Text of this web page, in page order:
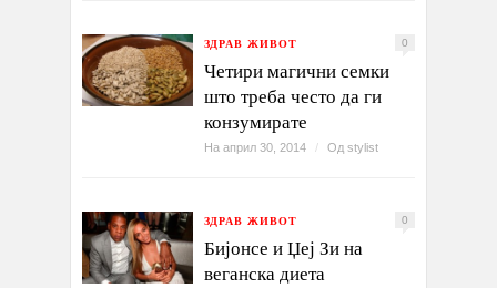
ЗДРАВ ЖИВОТ 0
Четири магични семки
што треба често да ги
конзумирате
На април 30, 2014 / Од stylist
ЗДРАВ ЖИВОТ 0
Бијонсе и Џеј Зи на
веганска диета